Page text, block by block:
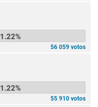
1.22%
56 059 votos
1.22%
55 910 votos